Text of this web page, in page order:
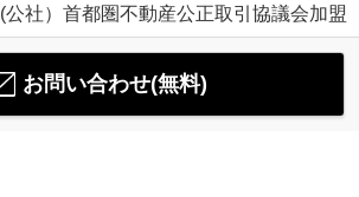
(公社）首都圏不動産公正取引協議会加盟
お問い合わせ(無料)